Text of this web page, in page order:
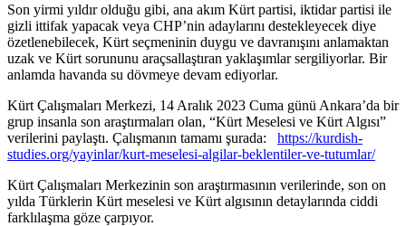
Son yirmi yıldır olduğu gibi, ana akım Kürt partisi, iktidar partisi ile
gizli ittifak yapacak veya CHP’nin adaylarını destekleyecek diye
özetlenebilecek, Kürt seçmeninin duygu ve davranışını anlamaktan
uzak ve Kürt sorununu araçsallaştıran yaklaşımlar sergiliyorlar. Bir
anlamda havanda su dövmeye devam ediyorlar.
Kürt Çalışmaları Merkezi, 14 Aralık 2023 Cuma günü Ankara’da bir
grup insanla son araştırmaları olan, “Kürt Meselesi ve Kürt Algısı”
verilerini paylaştı. Çalışmanın tamamı şurada: https://kurdish-
studies.org/yayinlar/kurt-meselesi-algilar-beklentiler-ve-tutumlar/
Kürt Çalışmaları Merkezinin son araştırmasının verilerinde, son on
yılda Türklerin Kürt meselesi ve Kürt algısının detaylarında ciddi
farklılaşma göze çarpıyor.